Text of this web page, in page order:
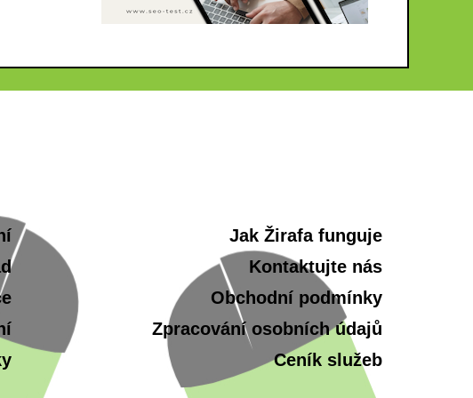
Jak Žirafa funguje
Kontaktujte nás
Obchodní podmínky
Zpracování osobních údajů
Ceník služeb